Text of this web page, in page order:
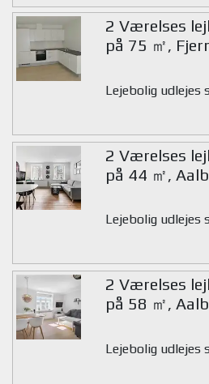
2 Værelses
på 75 ㎡,
Lejebolig udlejes
2 Værelses
på 44 ㎡,
Lejebolig udlejes
2 Værelses
på 58 ㎡,
Lejebolig udlejes